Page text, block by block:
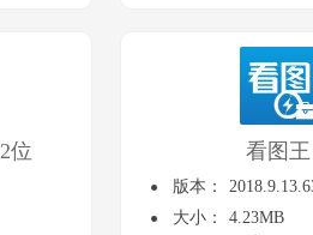
位 看图王
版本：
大小：
4.23MB